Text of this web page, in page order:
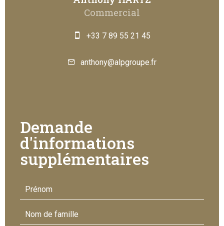
Commercial
+33 7 89 55 21 45
anthony@alpgroupe.fr
Demande
d'informations
supplémentaires